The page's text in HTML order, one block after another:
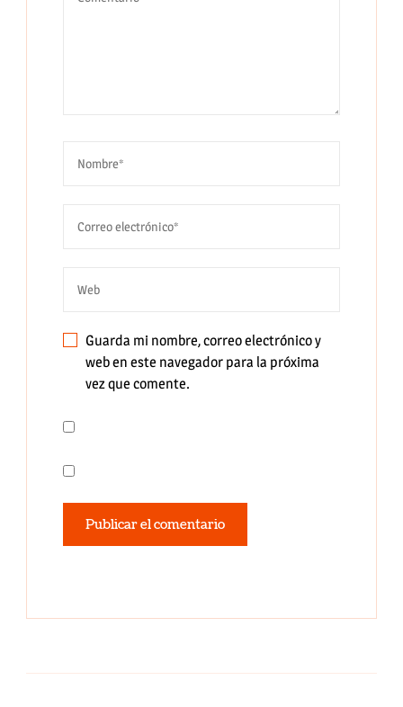
Guarda mi nombre, correo electrónico y
web en este navegador para la próxima
vez que comente.